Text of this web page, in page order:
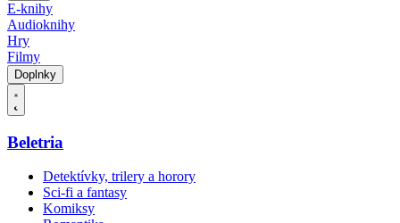
E-knihy
Audioknihy
Hry
Filmy
Doplnky
Beletria
Detektívky, trilery a horory
Sci-fi a fantasy
Komiksy